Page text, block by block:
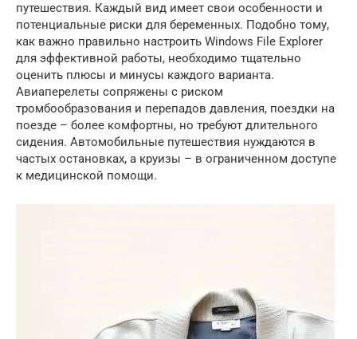
путешествия. Каждый вид имеет свои особенности и
потенциальные риски для беременных. Подобно тому,
как важно правильно настроить Windows File Explorer
для эффективной работы, необходимо тщательно
оценить плюсы и минусы каждого варианта.
Авиаперелеты сопряжены с риском
тромбообразования и перепадов давления, поездки на
поезде – более комфортны, но требуют длительного
сидения. Автомобильные путешествия нуждаются в
частых остановках, а круизы – в ограниченном доступе
к медицинской помощи.